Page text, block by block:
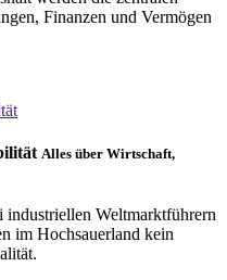
Finanzen und Vermögen
Alles über Wirtschaft,
Weltmarktführern
im Hochsauerland kein